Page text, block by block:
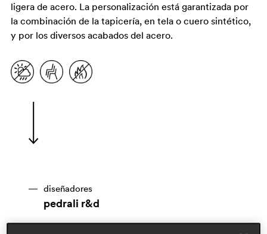
ligera de acero. La personalización está garantizada por
la combinación de la tapicería, en tela o cuero sintético,
y por los diversos acabados del acero.
diseñadores
pedrali r&d
áreas